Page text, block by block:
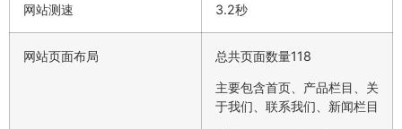
网站测速 3.2秒
网站页面布局 总共页面数量118
主要包含首页、产品栏目、关
于我们、联系我们、新闻栏目